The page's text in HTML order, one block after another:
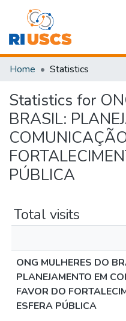
Communities & Collections
Home Statistics
Statistics for
BRASIL:
PÚBLICA
Total visits
ONG MULHERES DO
PLANEJAMENTO EM
FAVOR DO
ESFERA PÚBLICA